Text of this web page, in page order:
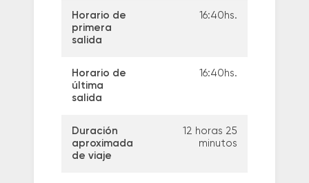
Horario de
primera
salida
16:40hs.
Horario de
última
salida
16:40hs.
Duración
aproximada
de viaje
12 horas 25
minutos